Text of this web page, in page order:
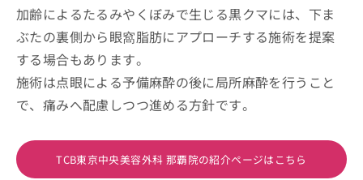
加齢によるたるみやくぼみで生じる黒クマには、下ま
ぶたの裏側から眼窩脂肪にアプローチする施術を提案
する場合もあります。
施術は点眼による予備麻酔の後に局所麻酔を行うこと
で、痛みへ配慮しつつ進める方針です。
TCB東京中央美容外科 那覇院の紹介ページはこちら